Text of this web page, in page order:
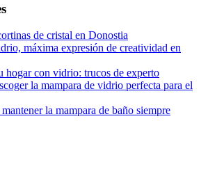
de cristal en Donostia
máxima expresión de creatividad en
hogar con vidrio: trucos de experto
la mampara de vidrio perfecta para el
la mampara de baño siempre